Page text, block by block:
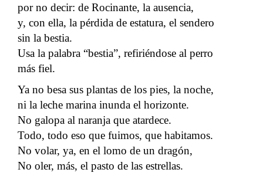
por no decir: de Rocinante, la ausencia,
y, con ella, la pérdida de estatura, el sendero
sin la bestia.
Usa la palabra “bestia”, refiriéndose al perro
más fiel.
Ya no besa sus plantas de los pies, la noche,
ni la leche marina inunda el horizonte.
No galopa al naranja que atardece.
Todo, todo eso que fuimos, que habitamos.
No volar, ya, en el lomo de un dragón,
No oler, más, el pasto de las estrellas.